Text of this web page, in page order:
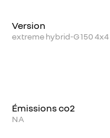
Version
extreme hybrid-G 150 4x4
Émissions co2
NA